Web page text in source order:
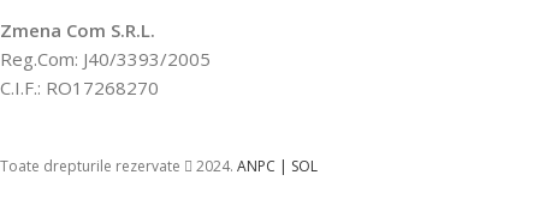
Zmena Com S.R.L.
Reg.Com: J40/3393/2005
C.I.F.: RO17268270
Toate drepturile rezervate 2024. ANPC | SOL